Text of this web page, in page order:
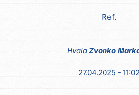
Ref.
Hvala Zvonko
27.04.2025 - 11:02